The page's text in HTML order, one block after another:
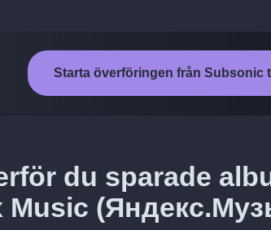
Starta överföringen från Subsonic
du sparade
Music